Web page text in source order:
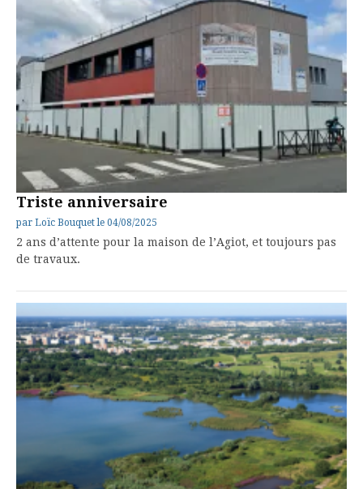
Triste anniversaire
par Loïc Bouquet le 04/08/2025
2 ans d’attente pour la maison de l’Agiot, et toujours pas
de travaux.